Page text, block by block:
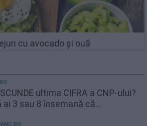
cu avocado și ouă
ultima CIFRA a CNP-ului?
ai 3 sau 8 însemană că...